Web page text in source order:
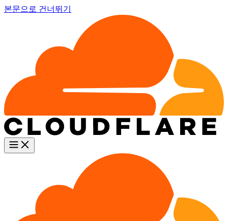
본문으로 건너뛰기